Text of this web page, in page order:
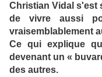
Christian Vidal s'est
de vivre aussi
vraisemblablement
Ce qui explique
devenant un «
des autres.